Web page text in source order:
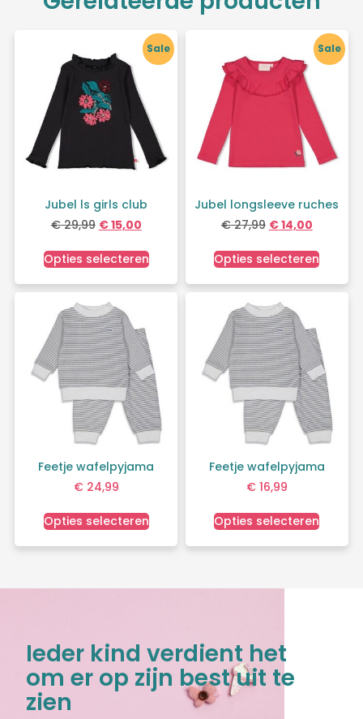
Sale
Jubel ls girls club
€29,99 €15,00
Opties selecteren
Sale
Jubel longsleeve ruches
€27,99 €14,00
Opties selecteren
Feetje wafelpyjama
€24,99
Opties selecteren
Feetje wafelpyjama
€16,99
Opties selecteren
Ieder kind verdient het
om er op zijn best uit te
zien